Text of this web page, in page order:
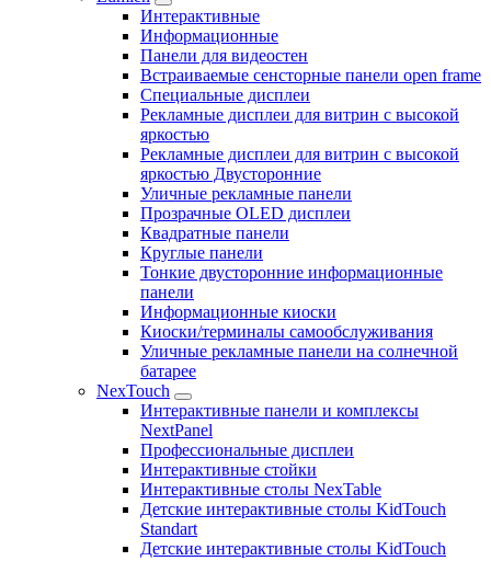
Интерактивные
Информационные
Панели для видеостен
Встраиваемые сенсторные панели open frame
Специальные дисплеи
Рекламные дисплеи для витрин с высокой
яркостью
Рекламные дисплеи для витрин с высокой
яркостью Двусторонние
Уличные рекламные панели
Прозрачные OLED дисплеи
Квадратные панели
Круглые панели
Тонкие двусторонние информационные
панели
Информационные киоски
Киоски/терминалы самообслуживания
Уличные рекламные панели на солнечной
батарее
NexTouch
Интерактивные панели и комплексы
NextPanel
Профессиональные дисплеи
Интерактивные стойки
Интерактивные столы NexTable
Детские интерактивные столы KidTouch
Standart
Детские интерактивные столы KidTouch